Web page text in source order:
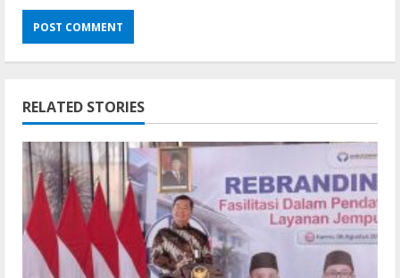
RELATED STORIES